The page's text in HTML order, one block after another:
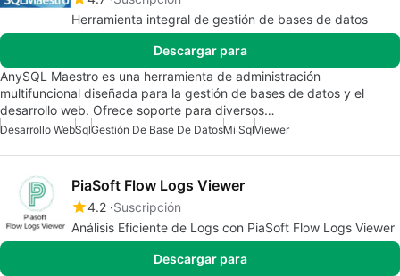
Herramienta integral de gestión de bases de datos
Descargar para
AnySQL Maestro es una herramienta de administración
multifuncional diseñada para la gestión de bases de datos y el
desarrollo web. Ofrece soporte para diversos…
Desarrollo WebSqlGestión De Base De DatosMi SqlViewer
PiaSoft Flow Logs Viewer
4.2 Suscripción
Análisis Eficiente de Logs con PiaSoft Flow Logs Viewer
Descargar para